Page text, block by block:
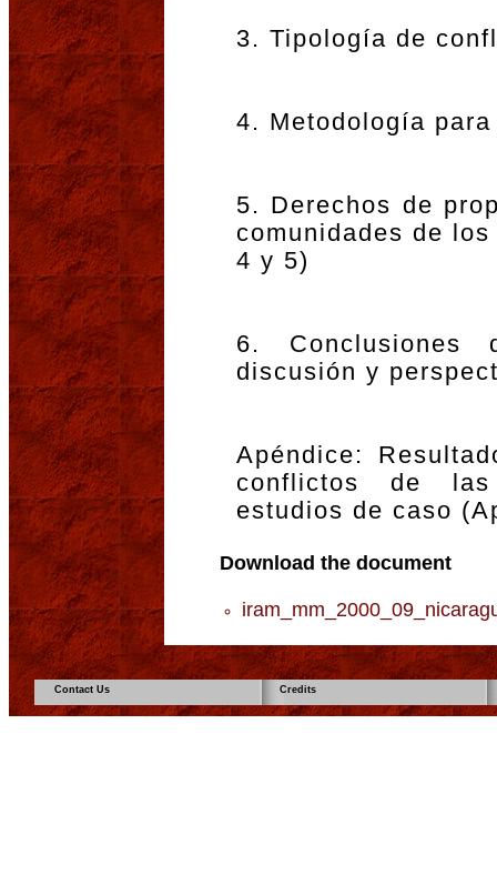
3. Tipología de
4. Metodología
5. Derechos de
comunidades de
4 y 5)
6. Conclusiones
discusión y
Apéndice:
conflictos de
estudios de caso
Download the document
Contact Us Credits